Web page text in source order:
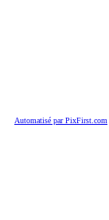
Automatisé par PixFirst.com